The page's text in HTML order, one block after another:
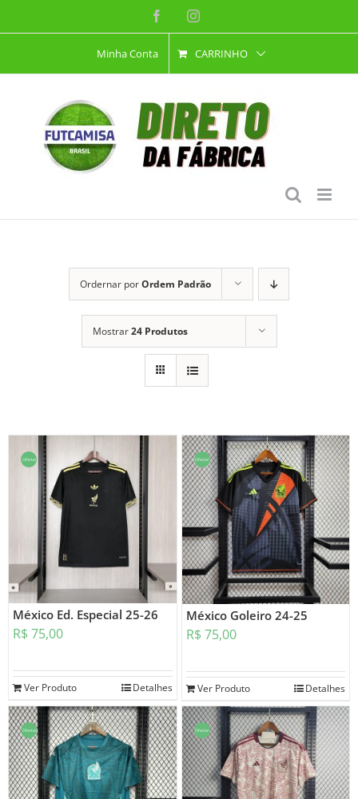
para
conteúdo
FacebookInstagram
Minha Conta CARRINHO
Ordernar porOrdem Padrão
Mostrar24 Produtos
Oferta!
México Ed. Especial 25-26
R$ 75,00
Ver Produto Detalhes
Oferta!
México Goleiro 24-25
R$ 75,00
Ver Produto Detalhes
Oferta! Oferta!